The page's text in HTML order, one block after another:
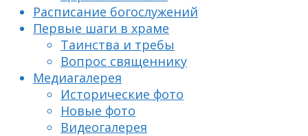
Расписание богослужений
Первые шаги в храме
Таинства и требы
Вопрос священнику
Медиагалерея
Исторические фото
Новые фото
Видеогалерея